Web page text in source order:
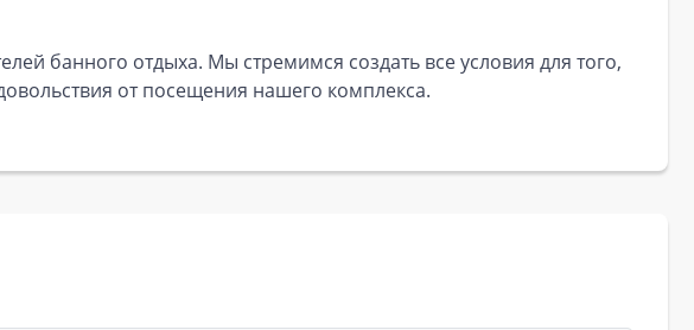
банного отдыха. Мы стремимся создать все условия для того,
от посещения нашего комплекса.